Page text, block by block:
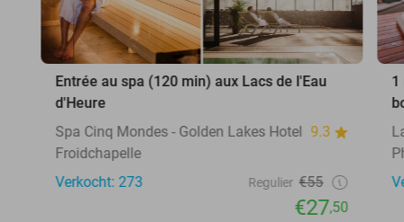
Entrée au spa (120 min) aux Lacs de l'Eau
d'Heure
Spa Cinq Mondes - Golden Lakes Hotel 9.3
Froidchapelle
Verkocht: 273
Regulier €55
€27,50
1